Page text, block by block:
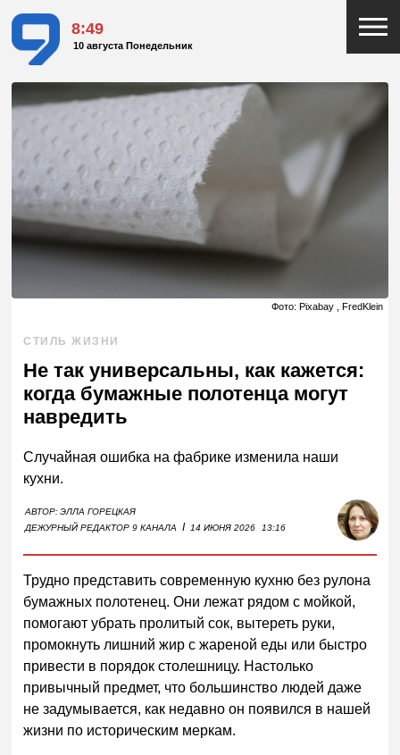
8:49
10 августа Понедельник
Фото: Pixabay , FredKlein
СТИЛЬ ЖИЗНИ
Не так универсальны, как кажется:
когда бумажные полотенца могут
навредить
Случайная ошибка на фабрике изменила наши
кухни.
АВТОР:ЭЛЛА ГОРЕЦКАЯ
ДЕЖУРНЫЙ РЕДАКТОР 9 КАНАЛА
I 14 ИЮНЯ 2026 13:16
Трудно представить современную кухню без рулона
бумажных полотенец. Они лежат рядом с мойкой,
помогают убрать пролитый сок, вытереть руки,
промокнуть лишний жир с жареной еды или быстро
привести в порядок столешницу. Настолько
привычный предмет, что большинство людей даже
не задумывается, как недавно он появился в нашей
жизни по историческим меркам.